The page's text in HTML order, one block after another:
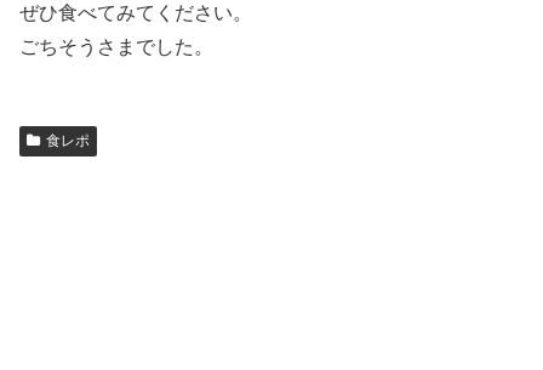
ぜひ食べてみてください。
ごちそうさまでした。
食レポ